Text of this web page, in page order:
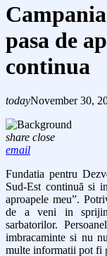
pasa de
continua
todayNovember 30,
share close
email
Fundatia pentru
Sud-Est continuă si
aproapele meu”.
de a veni in
sarbatorilor.
imbracaminte si nu
multe informatii pot fi